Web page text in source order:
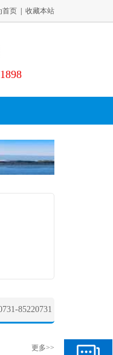
首页 收藏本站
85220731
更多>>